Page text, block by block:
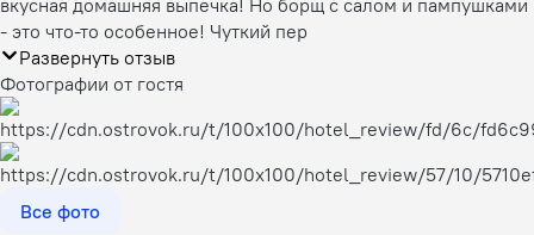
вкусная домашняя выпечка! Но борщ с салом и пампушками
- это что-то особенное! Чуткий пер
Развернуть отзыв
Фотографии от гостя
Все фото